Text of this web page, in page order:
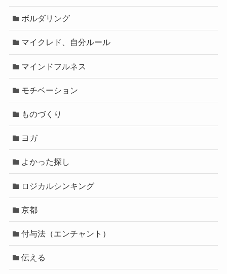
ボルダリング
マイクレド、自分ルール
マインドフルネス
モチベーション
ものづくり
ヨガ
よかった探し
ロジカルシンキング
京都
付与法（エンチャント）
伝える